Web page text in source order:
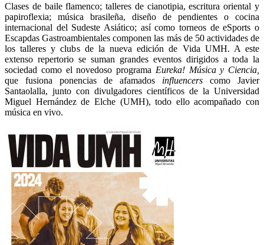
Clases de baile flamenco; talleres de cianotipia, escritura oriental y
papiroflexia; música brasileña, diseño de pendientes o cocina
internacional del Sudeste Asiático; así como torneos de eSports o
Escapdas Gastroambientales componen las más de 50 actividades de
los talleres y clubs de la nueva edición de Vida UMH. A este
extenso repertorio se suman grandes eventos dirigidos a toda la
sociedad como el novedoso programa Eureka! Música y Ciencia,
que fusiona ponencias de afamados influencers como Javier
Santaolalla, junto con divulgadores científicos de la Universidad
Miguel Hernández de Elche (UMH), todo ello acompañado con
música en vivo.